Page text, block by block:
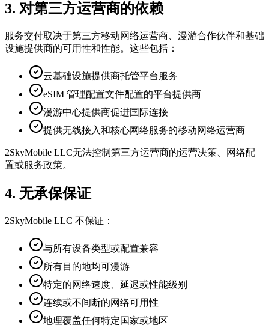
3. 对第三方运营商的依赖
服务交付取决于第三方移动网络运营商、漫游合作伙伴和基础
设施提供商的可用性和性能。这些包括：
云基础设施提供商托管平台服务
eSIM 管理配置文件配置的平台提供商
漫游中心提供商促进国际连接
提供无线接入和核心网络服务的移动网络运营商
2SkyMobile LLC无法控制第三方运营商的运营决策、网络配
置或服务政策。
4. 无承保保证
2SkyMobile LLC 不保证：
与所有设备类型或配置兼容
所有目的地均可漫游
特定的网络速度、延迟或性能级别
连续或不间断的网络可用性
地理覆盖任何特定国家或地区